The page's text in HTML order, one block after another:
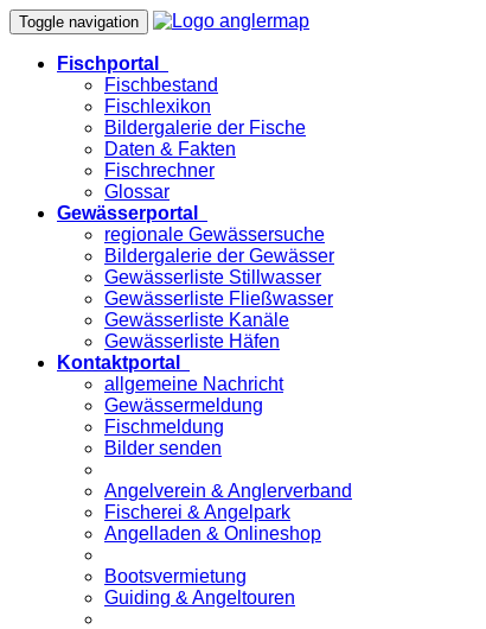
Toggle navigation
Fischportal
Fischbestand
Fischlexikon
Bildergalerie der Fische
Daten & Fakten
Fischrechner
Glossar
Gewässerportal
regionale Gewässersuche
Bildergalerie der Gewässer
Gewässerliste Stillwasser
Gewässerliste Fließwasser
Gewässerliste Kanäle
Gewässerliste Häfen
Kontaktportal
allgemeine Nachricht
Gewässermeldung
Fischmeldung
Bilder senden
Angelverein & Anglerverband
Fischerei & Angelpark
Angelladen & Onlineshop
Bootsvermietung
Guiding & Angeltouren